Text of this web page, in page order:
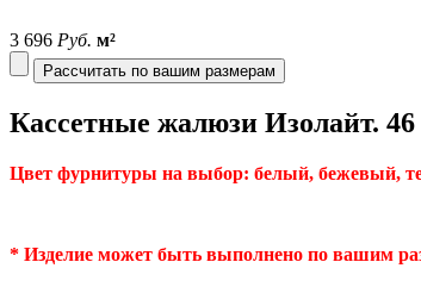
3 696 Руб. м²
Рассчитать по вашим размерам
Кассетные жалюзи Изолайт.
Цвет фурнитуры на выбор: белый, бежевый,
* Изделие может быть выполнено по вашим